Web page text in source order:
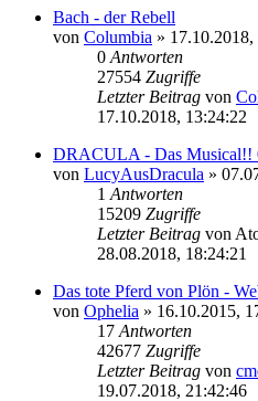
Bach - der Rebell
von Columbia » 17.10.2018,
0 Antworten
27554 Zugriffe
Letzter Beitrag von
17.10.2018, 13:24:22
DRACULA - Das Musical!!
von LucyAusDracula »
1 Antworten
15209 Zugriffe
Letzter Beitrag von
28.08.2018, 18:24:21
Das tote Pferd von Plön -
von Ophelia » 16.10.2015,
17 Antworten
42677 Zugriffe
Letzter Beitrag von
19.07.2018, 21:42:46